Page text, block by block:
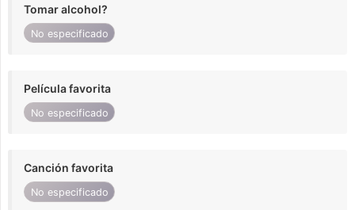
Tomar alcohol?
No especificado
Película favorita
No especificado
Canción favorita
No especificado